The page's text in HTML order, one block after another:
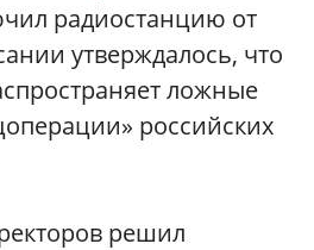
радиостанцию от
утверждалось, что
ложные
российских
решил